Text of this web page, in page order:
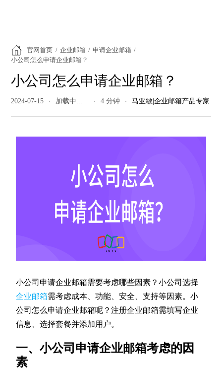
官网首页 / 企业邮箱 / 申请企业邮箱 /
小公司怎么申请企业邮箱？
小公司怎么申请企业邮箱？
2024-07-15 209 阅读量 4 分钟 马亚敏|企业邮箱产品专家
小公司申请企业邮箱需要考虑哪些因素？小公司选择
企业邮箱需考虑成本、功能、安全、支持等因素。小
公司怎么申请企业邮箱呢？注册企业邮箱需填写企业
信息、选择套餐并添加用户。
一、小公司申请企业邮箱考虑的因
素